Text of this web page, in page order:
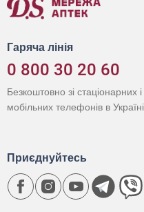
Гаряча лінія
0 800 30 20 60
Безкоштовно зі стаціонарних і
мобільних телефонів в Україні
Приєднуйтесь